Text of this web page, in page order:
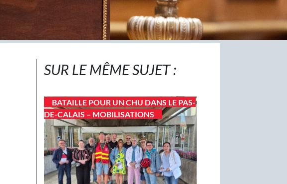
SUR LE MÊME SUJET :
BATAILLE POUR UN CHU DANS LE PAS-
DE-CALAIS – MOBILISATIONS